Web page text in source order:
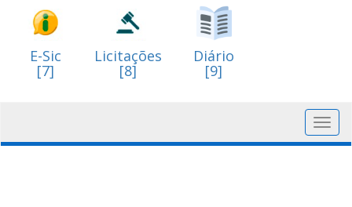
E-Sic
[7]
Licitações
[8]
Diário
[9]